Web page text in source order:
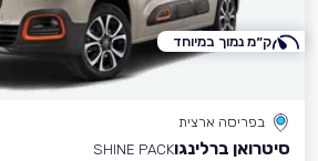
בפריסה ארצית
סיטרואן ברלינגוSHINE PACK
ק״מ נמוך במיוחד